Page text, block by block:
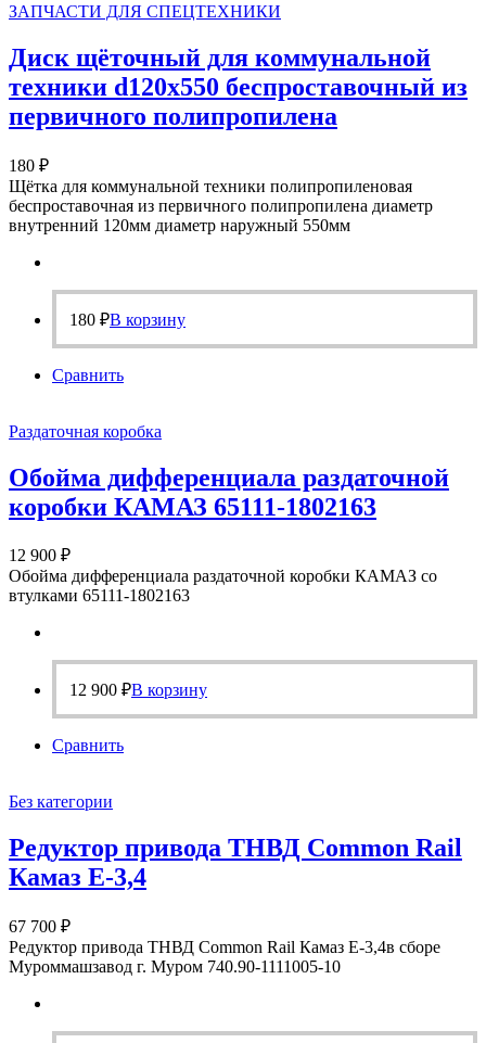
ЗАПЧАСТИ ДЛЯ СПЕЦТЕХНИКИ
Диск щёточный для коммунальной
техники d120х550 беспроставочный из
первичного полипропилена
180 ₽
Щётка для коммунальной техники полипропиленовая
беспроставочная из первичного полипропилена диаметр
внутренний 120мм диаметр наружный 550мм
180 ₽В корзину
Сравнить
Раздаточная коробка
Обойма дифференциала раздаточной
коробки КАМАЗ 65111-1802163
12 900 ₽
Обойма дифференциала раздаточной коробки КАМАЗ со
втулками 65111-1802163
12 900 ₽В корзину
Сравнить
Без категории
Редуктор привода ТНВД Common Rail
Камаз Е-3,4
67 700 ₽
Редуктор привода ТНВД Common Rail Камаз Е-3,4в сборе
Муроммашзавод г. Муром 740.90-1111005-10